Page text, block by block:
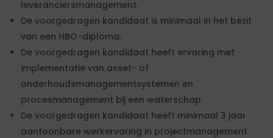
leveranciersmanagement.
De voorgedragen kandidaat is minimaal in het bezit
van een HBO-diploma.
De voorgedragen kandidaat heeft ervaring met
implementatie van asset- of
onderhoudsmanagementsystemen en
procesmanagement bij een waterschap.
De voorgedragen kandidaat heeft minimaal 3 jaar
aantoonbare werkervaring in projectmanagement